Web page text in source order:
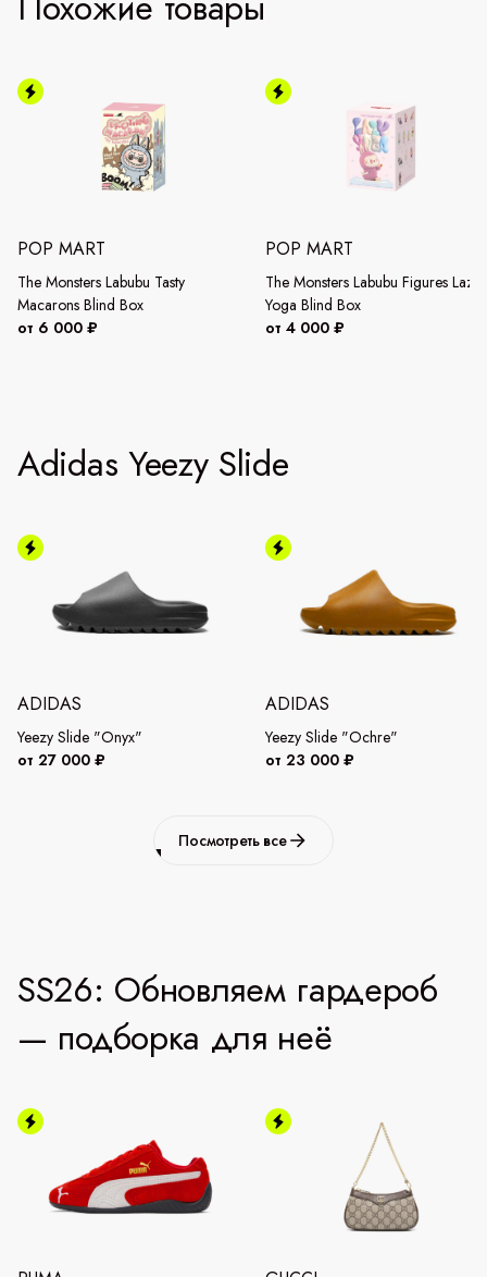
POP MART
The Monsters Labubu Tasty
Macarons Blind Box
от 6 000 ₽
POP MART
The Monsters Labubu Figures Lazy
Yoga Blind Box
от 4 000 ₽
Adidas Yeezy Slide
ADIDAS
Yeezy Slide "Onyx"
от 27 000 ₽
ADIDAS
Yeezy Slide "Ochre"
от 23 000 ₽
Посмотреть все
SS26: Обновляем гардероб
— подборка для неё